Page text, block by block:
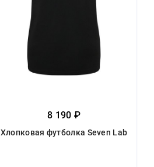
8 190 ₽
Хлопковая футболка Seven Lab